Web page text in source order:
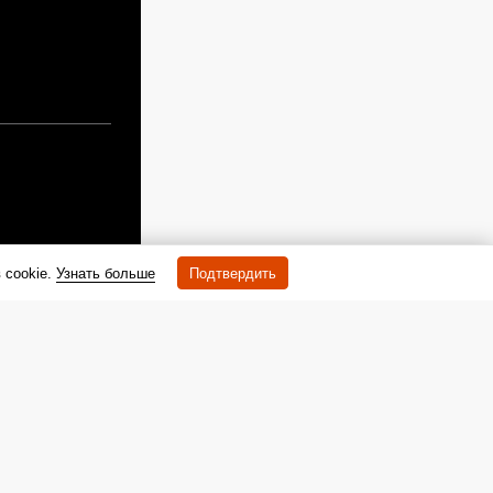
Узнать больше Подтвердить